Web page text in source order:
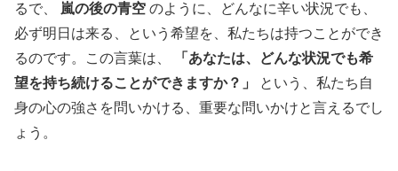
るで、
嵐の後の青空 のように、どんなに辛い状況でも、
必ず明日は来る、という希望を、私たちは持つことができ
るのです。この言葉は、
「あなたは、どんな状況でも希
望を持ち続けることができますか？」
という、私たち自
身の心の強さを問いかける、重要な問いかけと言えるでし
ょう。